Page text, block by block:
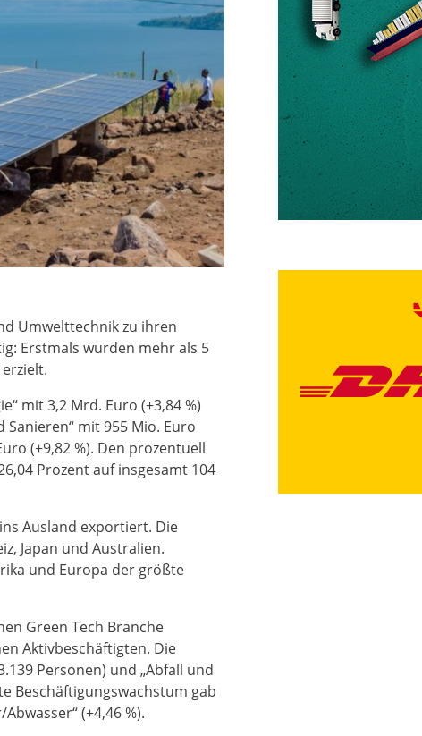
Umwelttechnik zu ihren
Erstmals wurden mehr als 5
mit 3,2 Mrd. Euro (+3,84 %)
mit 955 Mio. Euro
(+9,82 %). Den prozentuell
Prozent auf insgesamt 104
Ausland exportiert. Die
Japan und Australien.
und Europa der größte
Green Tech Branche
Aktivbeschäftigten. Die
Personen) und „Abfall und
Beschäftigungswachstum gab
(+4,46 %).